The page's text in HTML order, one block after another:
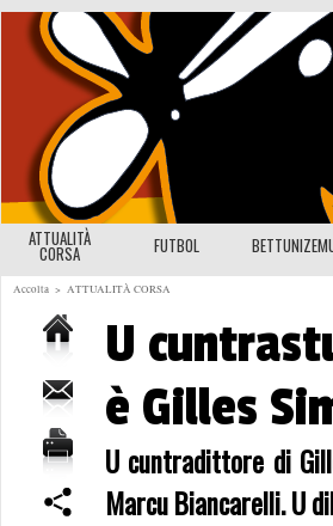
ATTUALITÀ
CORSA FUTBOL
Accolta > ATTUALITÀ CORSA
U
è Gilles
U cuntradittore di
Marcu Biancarelli. U